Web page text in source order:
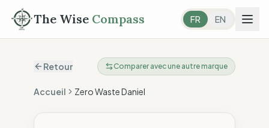
The Wise Compass FR EN
Retour Comparer avec une autre marque
Accueil Zero Waste Daniel